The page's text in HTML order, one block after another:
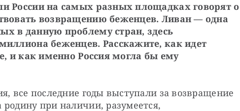
России на самых разных площадках говорят о
возвращению беженцев. Ливан — одна
в данную проблему стран, здесь
беженцев. Расскажите, как идет
и как именно Россия могла бы ему
все последние годы выступали за возвращение
при наличии, разумеется,